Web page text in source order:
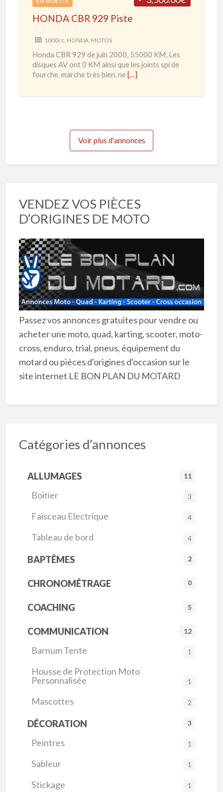
2
e
HONDA CBR 929 Piste
1000cc, HONDA, MOTOS
Honda CBR 929 de juin 2000, 55000 KM, Les
disques AV ont 0 KM ainsi que les joints spi de
fourche. marche très bien, ne […]
Voir plus d'annonces
VENDEZ VOS PIÈCES
D’ORIGINES DE MOTO
Passez vos annonces gratuites pour vendre ou
acheter une moto, quad, karting, scooter, moto-
cross, enduro, trial, pneus, équipement du
motard ou pièces d'origines d'occasion sur le
site internet LE BON PLAN DU MOTARD
Catégories d’annonces
ALLUMAGES 11
Boitier 3
Faisceau Electrique 4
Tableau de bord 4
BAPTÊMES 2
CHRONOMÉTRAGE 0
COACHING 5
COMMUNICATION 12
Barnum Tente 1
Housse de Protection Moto
Personnalisée
1
Mascottes 2
DÉCORATION 3
Peintres 1
Sableur 1
Stickage 1